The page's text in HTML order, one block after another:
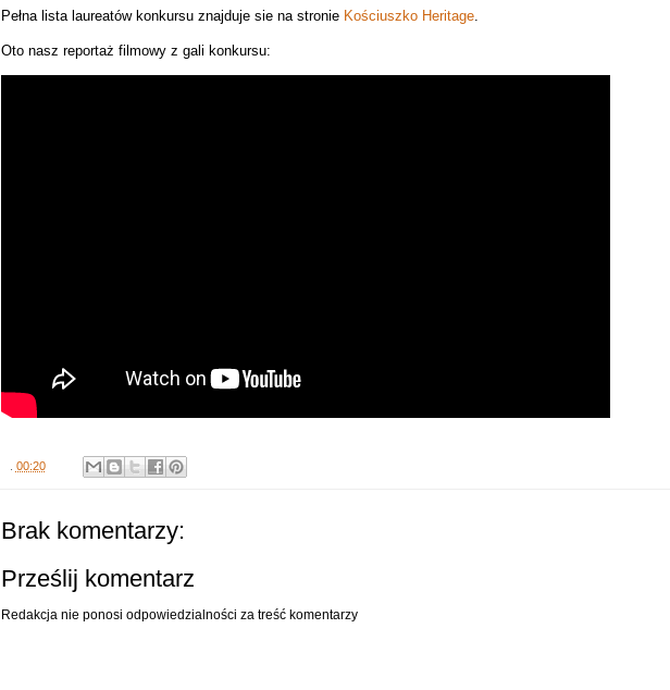
Pełna lista laureatów konkursu znajduje sie na stronie Kościuszko Heritage.
Oto nasz reportaż filmowy z gali konkursu:
00:20
Brak komentarzy:
Prześlij komentarz
Redakcja nie ponosi odpowiedzialności za treść komentarzy